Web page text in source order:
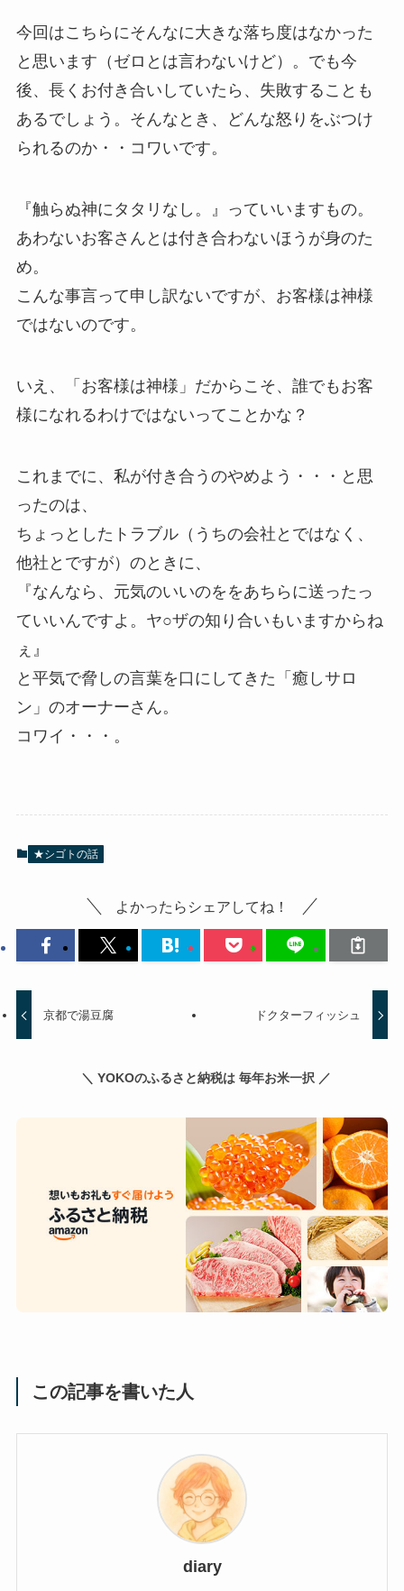
今回はこちらにそんなに大きな落ち度はなかった
と思います（ゼロとは言わないけど）。でも今
後、長くお付き合いしていたら、失敗することも
あるでしょう。そんなとき、どんな怒りをぶつけ
られるのか・・コワいです。
『触らぬ神にタタリなし。』っていいますもの。
あわないお客さんとは付き合わないほうが身のた
め。
こんな事言って申し訳ないですが、お客様は神様
ではないのです。
いえ、「お客様は神様」だからこそ、誰でもお客
様になれるわけではないってことかな？
これまでに、私が付き合うのやめよう・・・と思
ったのは、
ちょっとしたトラブル（うちの会社とではなく、
他社とですが）のときに、
『なんなら、元気のいいのををあちらに送ったっ
ていいんですよ。ヤ○ザの知り合いもいますからね
ぇ』
と平気で脅しの言葉を口にしてきた「癒しサロ
ン」のオーナーさん。
コワイ・・・。
★シゴトの話
よかったらシェアしてね！
京都で湯豆腐 ドクターフィッシュ
＼ YOKOのふるさと納税は 毎年お米一択 ／
この記事を書いた人
diary